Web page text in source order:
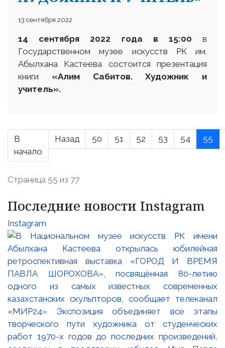
13 сентября 2022
14 сентября 2022 года в 15:00 в
Государственном музее искусств РК им.
Абылхана Кастеева состоится презентация
книги «Алим Сабитов. Художник и
учитель».
В
начало
Назад 50 51 52 53 54 55
Страница 55 из 77
Последние новости Instagram
Instagram